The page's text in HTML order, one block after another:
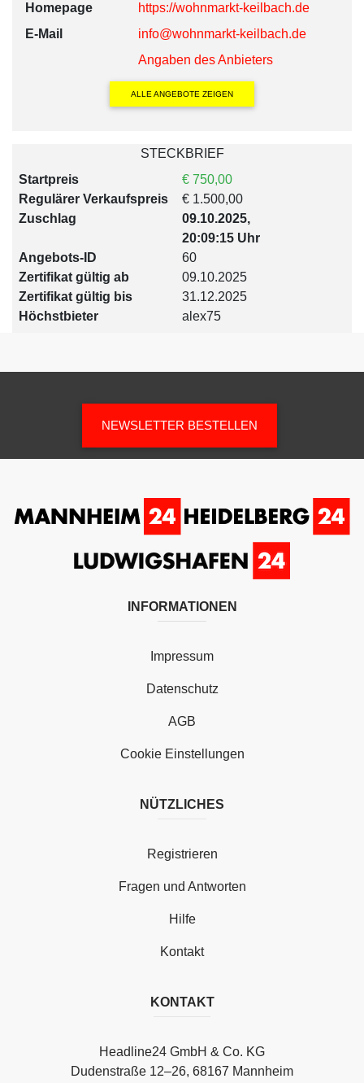
Homepage
https://wohnmarkt-keilbach.de
E-Mail
info@wohnmarkt-keilbach.de
Angaben des Anbieters
ALLE ANGEBOTE ZEIGEN
STECKBRIEF
Startpreis
€ 750,00
Regulärer Verkaufspreis
€ 1.500,00
Zuschlag
09.10.2025,
20:09:15 Uhr
Angebots-ID
60
Zertifikat gültig ab
09.10.2025
Zertifikat gültig bis
31.12.2025
Höchstbieter
alex75
NEWSLETTER BESTELLEN
INFORMATIONEN
Impressum
Datenschutz
AGB
Cookie Einstellungen
NÜTZLICHES
Registrieren
Fragen und Antworten
Hilfe
Kontakt
KONTAKT
Headline24 GmbH & Co. KG
Dudenstraße 12–26, 68167 Mannheim